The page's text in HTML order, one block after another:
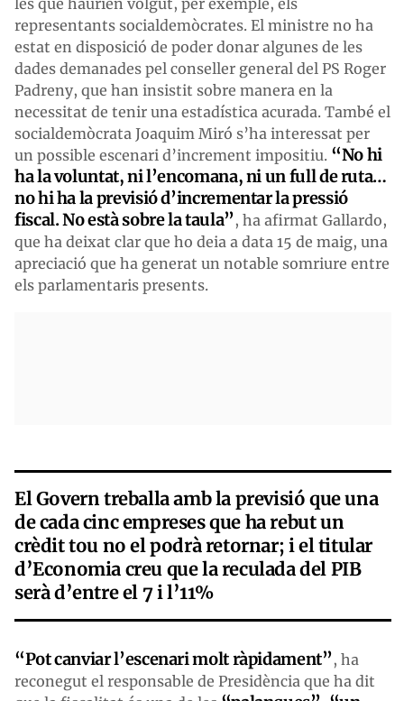
les que haurien volgut, per exemple, els
representants socialdemòcrates. El ministre no ha
estat en disposició de poder donar algunes de les
dades demanades pel conseller general del PS Roger
Padreny, que han insistit sobre manera en la
necessitat de tenir una estadística acurada. També el
socialdemòcrata Joaquim Miró s’ha interessat per
un possible escenari d’increment impositiu. “No hi
ha la voluntat, ni l’encomana, ni un full de ruta…
no hi ha la previsió d’incrementar la pressió
fiscal. No està sobre la taula”, ha afirmat Gallardo,
que ha deixat clar que ho deia a data 15 de maig, una
apreciació que ha generat un notable somriure entre
els parlamentaris presents.
El Govern treballa amb la previsió que una
de cada cinc empreses que ha rebut un
crèdit tou no el podrà retornar; i el titular
d’Economia creu que la reculada del PIB
serà d’entre el 7 i l’11%
“Pot canviar l’escenari molt ràpidament”, ha
reconegut el responsable de Presidència que ha dit